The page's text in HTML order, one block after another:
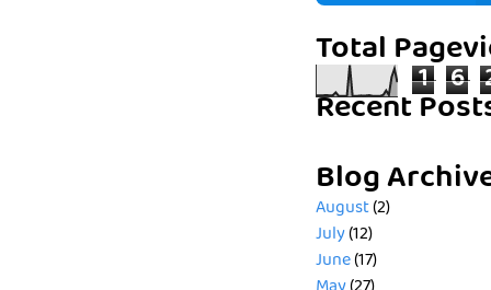
Total
1 6
Recent
Blog
August(2)
July(12)
June(17)